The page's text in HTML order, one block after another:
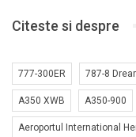
Citeste si despre
777-300ER 787-8
A350 XWB A350-900
Aeroportul International